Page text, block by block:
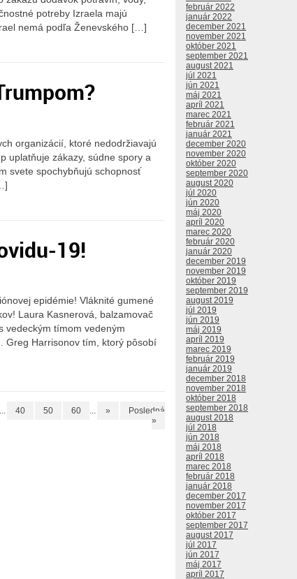
potreby Izraela majú
nemá podľa Ženevského […]
organizácií, ktoré nedodržiavajú
uplatňuje zákazy, súdne spory a
svete spochybňujú schopnosť
19!
epidémie! Vláknité gumené
Laura Kasnerová, balzamovač
vedeckým tímom vedeným
Greg Harrisonov tím, ktorý pôsobí
... 40 50 60 ... »
Posledná
»
február 2022
január 2022
december 2021
november 2021
október 2021
september 2021
august 2021
júl 2021
jún 2021
máj 2021
apríl 2021
marec 2021
február 2021
január 2021
december 2020
november 2020
október 2020
september 2020
august 2020
júl 2020
jún 2020
máj 2020
apríl 2020
marec 2020
február 2020
január 2020
december 2019
november 2019
október 2019
september 2019
august 2019
júl 2019
jún 2019
máj 2019
apríl 2019
marec 2019
február 2019
január 2019
december 2018
november 2018
október 2018
september 2018
august 2018
júl 2018
jún 2018
máj 2018
apríl 2018
marec 2018
február 2018
január 2018
december 2017
november 2017
október 2017
september 2017
august 2017
júl 2017
jún 2017
máj 2017
apríl 2017